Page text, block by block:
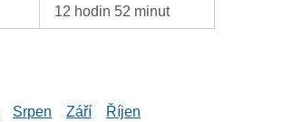
12 hodin 52 minut
Srpen Září
Říjen